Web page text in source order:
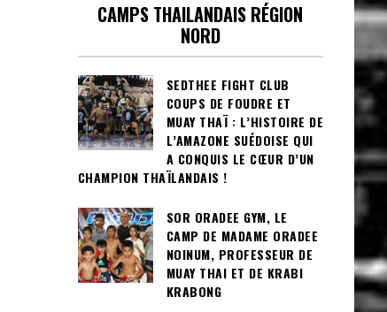
CAMPS THAILANDAIS RÉGION
NORD
SEDTHEE FIGHT CLUB
COUPS DE FOUDRE ET
MUAY THAÏ : L’HISTOIRE DE
L’AMAZONE SUÉDOISE QUI
A CONQUIS LE CŒUR D’UN
CHAMPION THAÏLANDAIS !
SOR ORADEE GYM, LE
CAMP DE MADAME ORADEE
NOINUM, PROFESSEUR DE
MUAY THAI ET DE KRABI
KRABONG